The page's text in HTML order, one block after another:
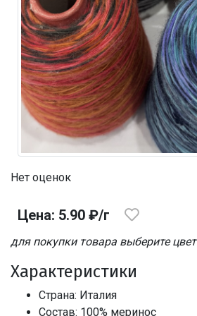
Нет оценок
Цена: 5.90 ₽/г
для покупки товара выберите цвет
Характеристики
Страна: Италия
Состав: 100% меринос